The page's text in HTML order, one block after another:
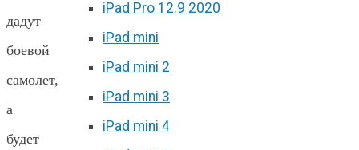
iPad Pro 12.9 2020
iPad mini
iPad mini 2
iPad mini 3
iPad mini 4
дадут
боевой
самолет,
а
будет